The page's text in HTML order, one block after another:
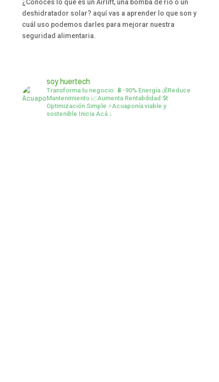
¿Conoces lo que es un Airlift, una bomba de río o un
deshidratador solar? aquí vas a aprender lo que son y
cuál uso podemos darles para mejorar nuestra
seguridad alimentaria.
soy.huertech
Transforma tu negocio:🔋-90% Energía💰Reduce
Mantenimiento📈Aumenta Rentabilidad 🛠️
Optimización Simple ⚡Acuaponía viable y
sostenible Inicia Acá ↓